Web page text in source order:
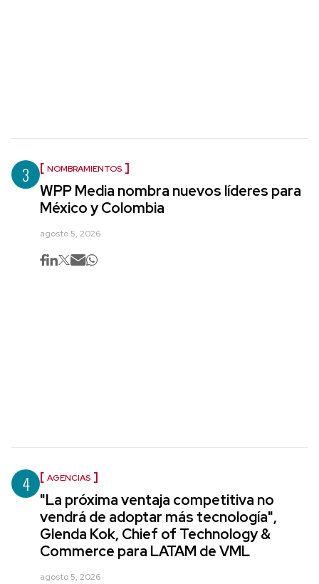
3 NOMBRAMIENTOS
WPP Media nombra nuevos líderes para
México y Colombia
agosto 5, 2026
4 AGENCIAS
"La próxima ventaja competitiva no
vendrá de adoptar más tecnología",
Glenda Kok, Chief of Technology &
Commerce para LATAM de VML
agosto 5, 2026